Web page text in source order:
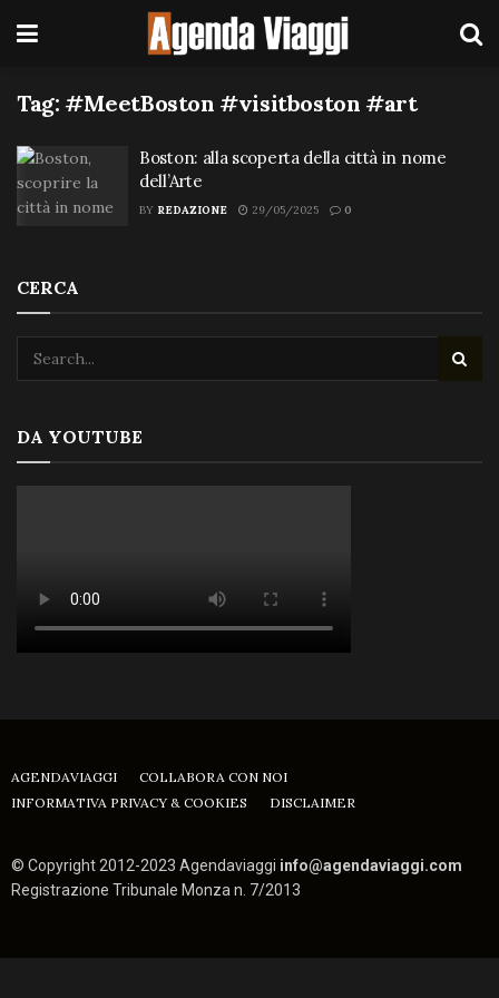
Tag: #MeetBoston #visitboston #art
Boston: alla scoperta della città in nome
dell’Arte
BY REDAZIONE 29/05/2025 0
CERCA
DA YOUTUBE
AGENDAVIAGGI
COLLABORA CON NOI
INFORMATIVA PRIVACY & COOKIES
DISCLAIMER
© Copyright 2012-2023 Agendaviaggi info@agendaviaggi.com
Registrazione Tribunale Monza n. 7/2013